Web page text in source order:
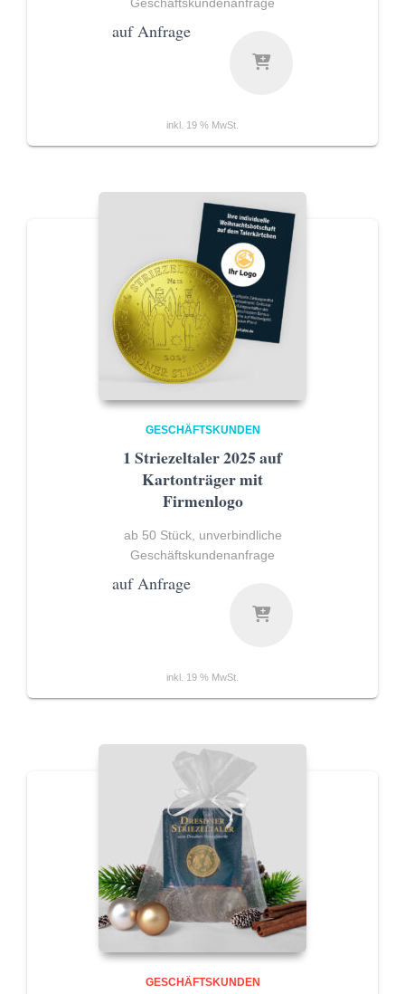
auf Anfrage
inkl. 19 % MwSt.
GESCHÄFTSKUNDEN
1 Striezeltaler 2025 auf
Kartonträger mit
Firmenlogo
ab 50 Stück, unverbindliche
Geschäftskundenanfrage
auf Anfrage
inkl. 19 % MwSt.
GESCHÄFTSKUNDEN